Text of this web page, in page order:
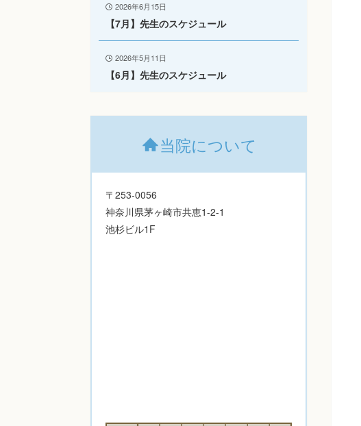
2026年6月15日
【7月】先生のスケジュール
2026年5月11日
【6月】先生のスケジュール
当院について
〒253-0056
神奈川県茅ヶ崎市共恵1-2-1
池杉ビル1F